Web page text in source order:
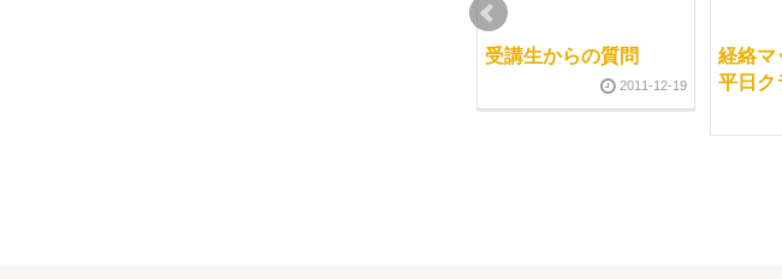
受講生からの質問
2011-12-19
経絡
平日ク